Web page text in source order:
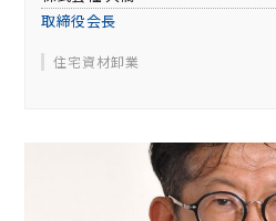
取締役会長
住宅資材卸業